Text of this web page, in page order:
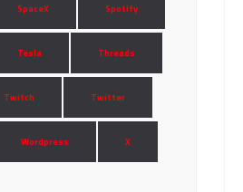
SpaceX Spotify
Tesla Threads
Twitch Twitter
Wordpress X